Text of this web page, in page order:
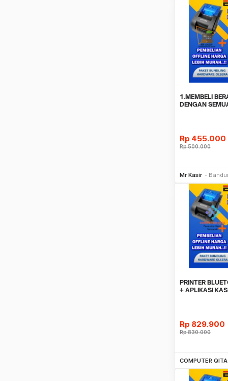
1.MEMBELI
DENGAN
Rp 455.000
Rp500.000
Mr Kasir
PRINTER
+ APLIKASI
Rp 829.900
Rp830.000
COMPUTER QITA